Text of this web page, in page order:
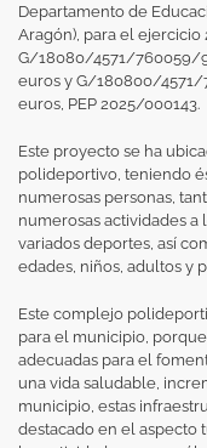
Departamento de
Aragón), para el ejercicio
G/18080/4571/760059/
euros y G/180800/4571/
euros, PEP 2025/000143.
Este proyecto se ha
polideportivo, teniendo
numerosas personas,
numerosas actividades
variados deportes, así
edades, niños, adultos y
Este complejo
para el municipio,
adecuadas para el
una vida saludable,
municipio, estas
destacado en el aspecto